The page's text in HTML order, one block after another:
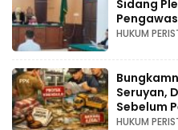
Sidang
HUKUM
Seruyan,
Sebelum
HUKUM